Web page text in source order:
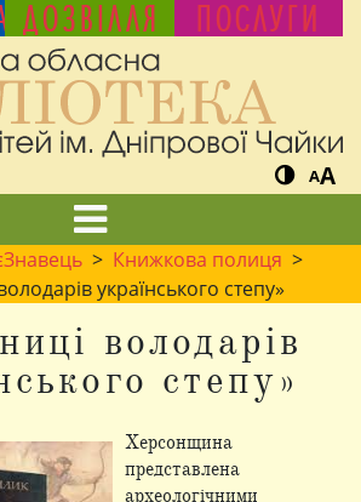
ДОЗВІЛЛЯ ПОСЛУГИ
AA
> Книжкова полиця >
українського степу»
володарів
степу»
Херсонщина
представлена
археологічними